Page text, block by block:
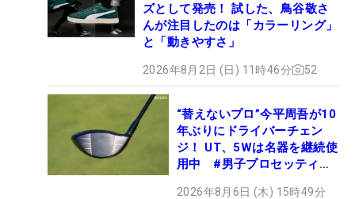
ズとして発売！ 試した、鳥谷敬さ
んが注目したのは「カラーリング」
と「動きやすさ」
2026年8月2日 (日) 11時46分 52
“替えないプロ”今平周吾が10
年ぶりにドライバーチェン
ジ！ UT、5Wは名器を継続使
用中 #男子プロセッティン
2026年8月6日 (木) 15時49分